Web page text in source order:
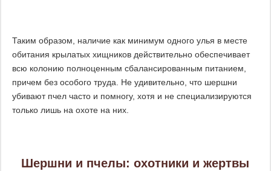
Таким образом, наличие как минимум одного улья в месте
обитания крылатых хищников действительно обеспечивает
всю колонию полноценным сбалансированным питанием,
причем без особого труда. Не удивительно, что шершни
убивают пчел часто и помногу, хотя и не специализируются
только лишь на охоте на них.
Шершни и пчелы: охотники и жертвы